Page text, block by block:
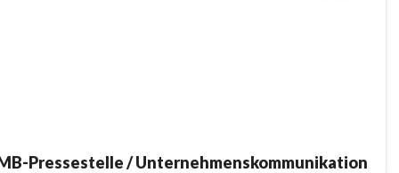
Pressestelle / Unternehmenskommunikation